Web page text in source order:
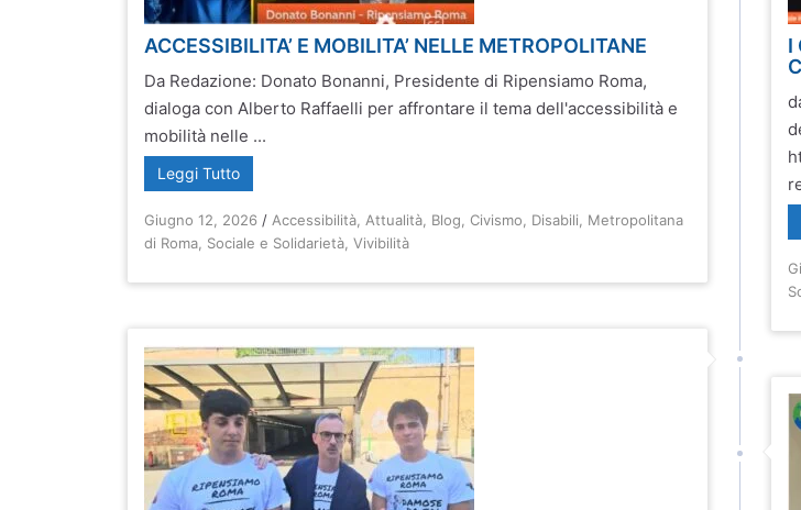
ACCESSIBILITA’ E MOBILITA’ NELLE METROPOLITANE
Da Redazione: Donato Bonanni, Presidente di Ripensiamo Roma,
dialoga con Alberto Raffaelli per affrontare il tema dell'accessibilità e
mobilità nelle ...
Leggi Tutto
Giugno 12, 2026 / Accessibilità Attualità Blog ,Civismo Disabili
Metropolitana
di Roma Sociale e Solidarietà ,Vivibilità
I